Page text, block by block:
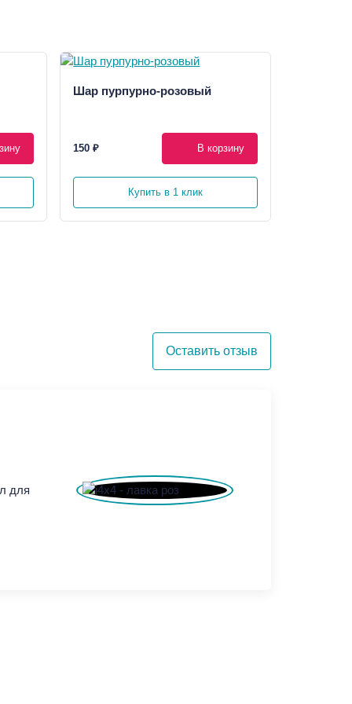
Шар пурпурно-розовый
150 ₽ В корзину
Купить в 1 клик
Оставить отзыв
для